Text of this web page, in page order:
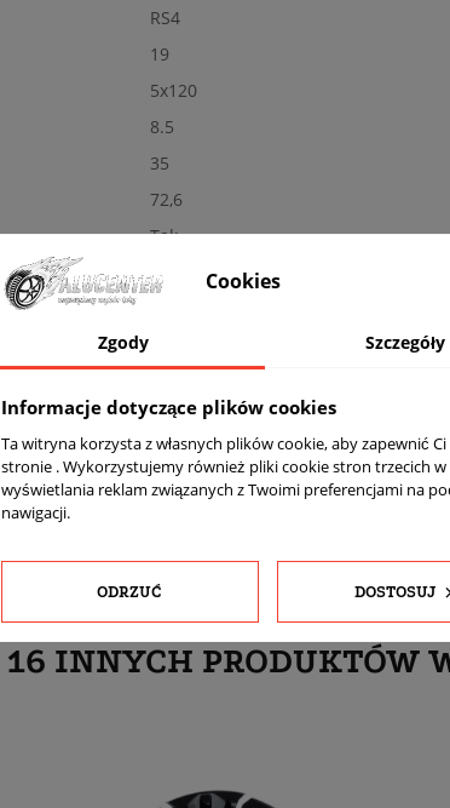
RS4
19
5x120
8.5
35
72,6
Tak
Nowe
komplet (4 sztuki)
Tak
16 INNYCH PRODUKTÓW
Cookies
Zgody Szczegóły
Informacje dotyczące plików cookies
Ta witryna korzysta z własnych plików cookie, aby zapewnić
stronie . Wykorzystujemy również pliki cookie stron trzecich w
wyświetlania reklam związanych z Twoimi preferencjami na
nawigacji.
ODRZUĆ DOSTOSUJ